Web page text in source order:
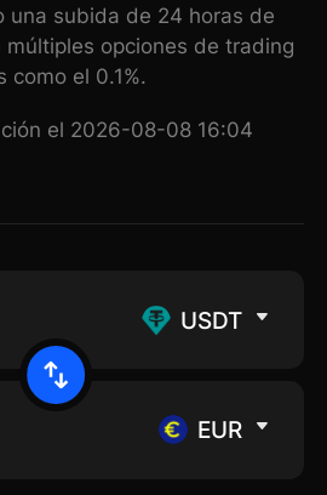
una subida de 24 horas de
múltiples opciones de trading
como el 0.1%.
el 2026-08-08 16:04
USDT
EUR